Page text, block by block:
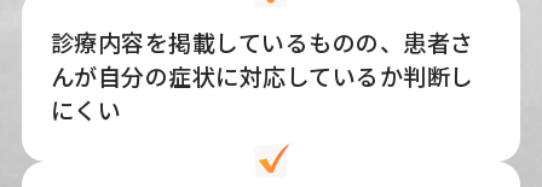
診療内容を掲載しているものの、患者さ
んが自分の症状に対応しているか判断し
にくい